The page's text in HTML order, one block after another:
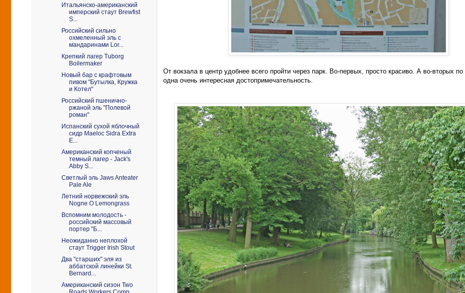
От вокзала в центр удобнее всего пройти через парк. Во-первых, просто красиво. А во-вторых по
одна очень интересная достопримечательность.
Итальянско-американский
имперский стаут Brewfist
S...
Российский сильно
охмеленный эль c
мандаринами Lor...
Крепкий лагер Tuborg
Boilermaker
Новый бар с крафтовым
пивом "Бутылка, Кружка
и Котел"
Российский пшенично-
ржаной эль "Полевой
роман"
Испанский сухой яблочный
сидр Maeloc Sidra Extra
E...
Американский копченый
темный лагер - Jack's
Abby S...
Светлый эль Jaws Anteater
Pale Ale
Летний норвежский эль
Nogne O Lemongrass
Вспомним молодость -
российский массовый
портер "Б...
Неожиданно неплохой
стаут Trigger Irish Stout
Два "старших" эля из
аббатской линейки St.
Bernard...
Американский сизон Two